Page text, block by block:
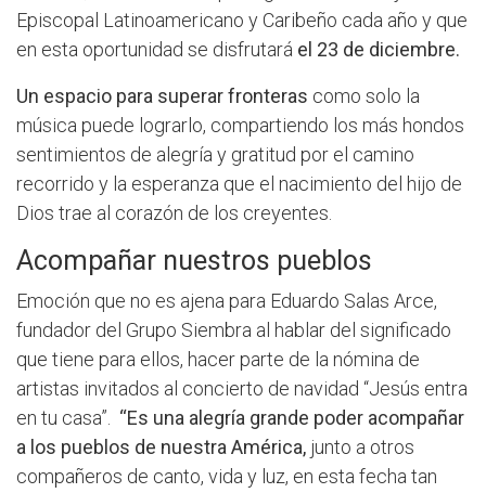
Episcopal Latinoamericano y Caribeño cada año y que
en esta oportunidad se disfrutará el 23 de diciembre.
Un espacio para superar fronteras como solo la
música puede lograrlo, compartiendo los más hondos
sentimientos de alegría y gratitud por el camino
recorrido y la esperanza que el nacimiento del hijo de
Dios trae al corazón de los creyentes.
Acompañar nuestros pueblos
Emoción que no es ajena para Eduardo Salas Arce,
fundador del Grupo Siembra al hablar del significado
que tiene para ellos, hacer parte de la nómina de
artistas invitados al concierto de navidad “Jesús entra
en tu casa”. “Es una alegría grande poder acompañar
a los pueblos de nuestra América, junto a otros
compañeros de canto, vida y luz, en esta fecha tan